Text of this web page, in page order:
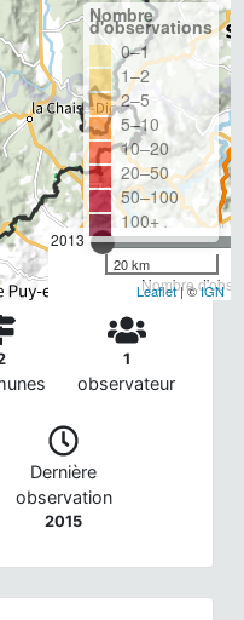
2013
Nombre
Nombre
d'observations
0–1
1–2
2–5
5–10
10–20
20–50
50–100
100+
20 km
Leaflet| ©IGN
1
observateur
Dernière
observation
2015